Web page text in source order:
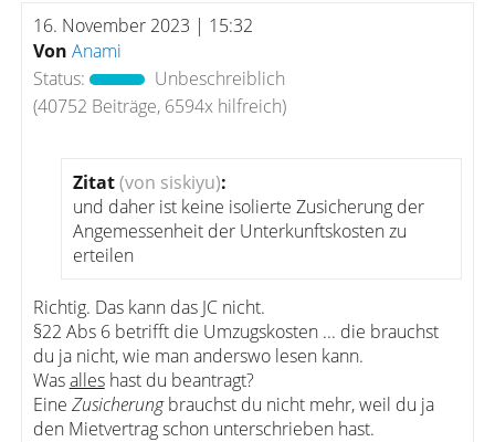
16. November 2023 | 15:32
Von Anami
Status:
Unbeschreiblich
(40752 Beiträge, 6594x hilfreich)
Zitat(von siskiyu):
und daher ist keine isolierte Zusicherung der
Angemessenheit der Unterkunftskosten zu
erteilen
Richtig. Das kann das JC nicht.
§22 Abs 6 betrifft die Umzugskosten ... die brauchst
du ja nicht, wie man anderswo lesen kann.
Wasalleshast du beantragt?
Eine Zusicherungbrauchst du nicht mehr, weil du ja
den Mietvertrag schon unterschrieben hast.